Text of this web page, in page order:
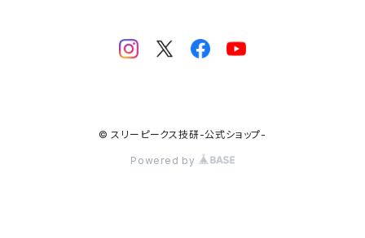
© スリーピークス技研-公式ショップ-
Powered by